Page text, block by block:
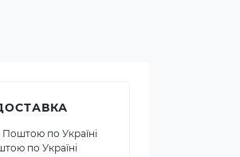
по Україні
по Україні